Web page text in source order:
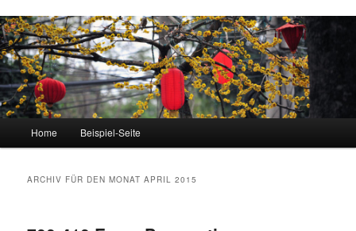
Zum Inhalt wechseln
Zum sekundären Inhalt wechseln
Home Beispiel-Seite
ARCHIV FÜR DEN MONATAPRIL 2015